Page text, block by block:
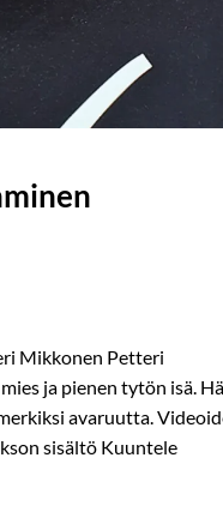
Mikkonen Petteri
ja pienen tytön isä.
avaruutta.
sisältö Kuuntele